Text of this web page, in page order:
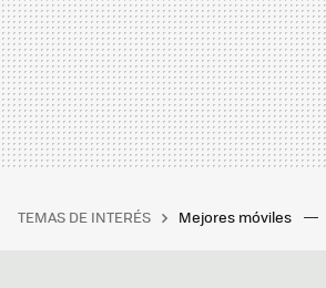
TEMAS DE INTERÉS Mejores móviles